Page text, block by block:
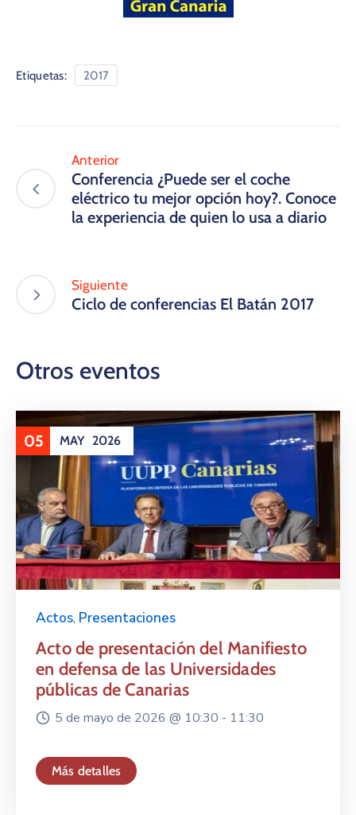
Etiquetas: 2017
Anterior
Conferencia ¿Puede ser el coche
eléctrico tu mejor opción hoy?. Conoce
la experiencia de quien lo usa a diario
Siguiente
Ciclo de conferencias El Batán 2017
Otros eventos
05 MAY 2026
Actos, Presentaciones
Acto de presentación del Manifiesto
en defensa de las Universidades
públicas de Canarias
5 de mayo de 2026 @ 10:30 - 11:30
Más detalles